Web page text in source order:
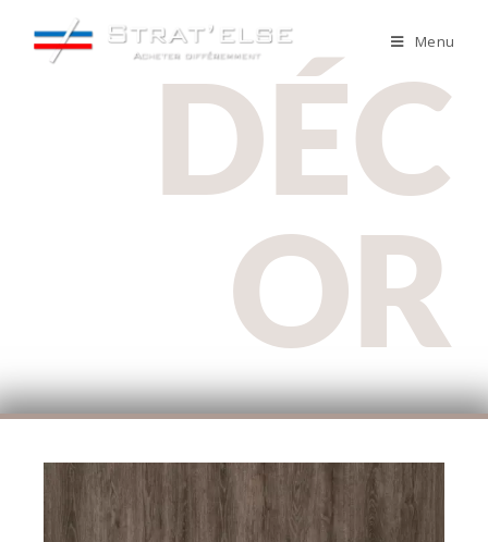
Menu
DÉC
OR